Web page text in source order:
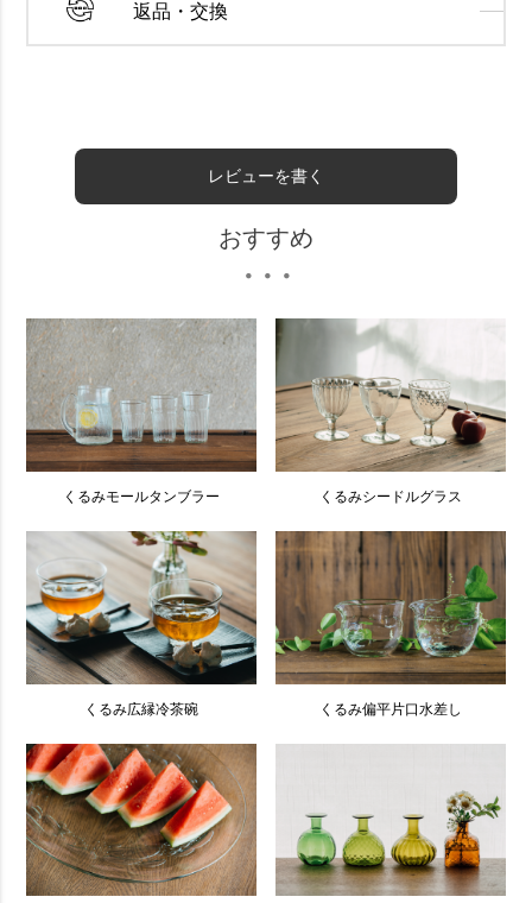
返品・交換
レビューを書く
おすすめ
・・・
くるみモールタンブラー くるみシードルグラス
くるみ広縁冷茶碗 くるみ偏平片口水差し